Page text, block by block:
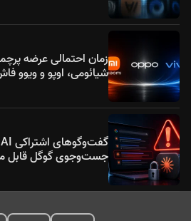
زمان احتمالی عرضه
شیائومی، اوپو و ویوو
جست‌وجوی گوگل قابل